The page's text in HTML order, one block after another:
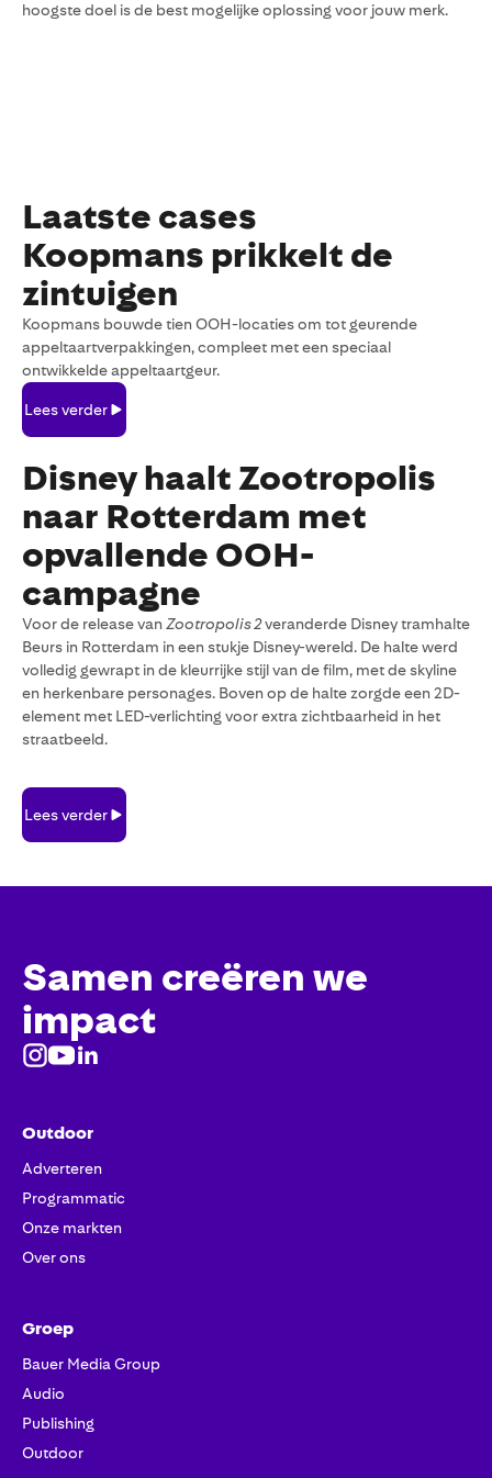
hoogste doel is de best mogelijke oplossing voor jouw merk.
Laatste cases
Koopmans prikkelt de
zintuigen
Koopmans bouwde tien OOH-locaties om tot geurende
appeltaartverpakkingen, compleet met een speciaal
ontwikkelde appeltaartgeur.
verder
Lees verder
Disney haalt Zootropolis
naar Rotterdam met
opvallende OOH-
campagne
Voor de release van Zootropolis 2veranderde Disney tramhalte
Beurs in Rotterdam in een stukje Disney-wereld. De halte werd
volledig gewrapt in de kleurrijke stijl van de film, met de skyline
en herkenbare personages. Boven op de halte zorgde een 2D-
element met LED-verlichting voor extra zichtbaarheid in het
straatbeeld.
verder
Lees verder
Samen creëren we
impact
Outdoor
Adverteren
Programmatic
Onze markten
Over ons
Groep
Bauer Media Group
Audio
Publishing
Outdoor